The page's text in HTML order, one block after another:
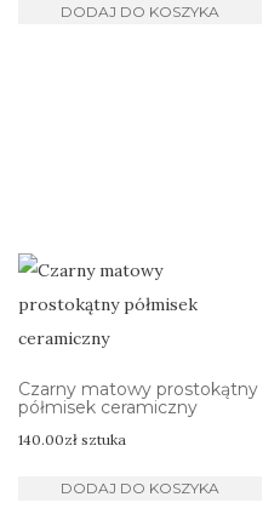
DODAJ DO KOSZYKA
Czarny matowy prostokątny
półmisek ceramiczny
140.00zł sztuka
DODAJ DO KOSZYKA